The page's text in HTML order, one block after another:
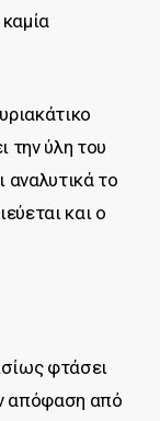
την ύλη του
αναλυτικά το
και ο
φτάσει
απόφαση από